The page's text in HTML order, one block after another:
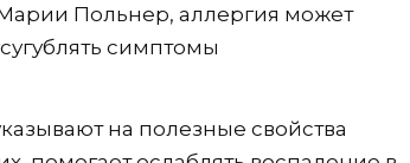
Польнер, аллергия может
симптомы
на полезные свойства